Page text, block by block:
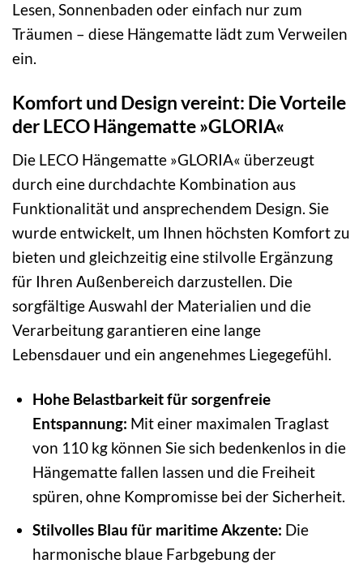
Lesen, Sonnenbaden oder einfach nur zum
Träumen – diese Hängematte lädt zum Verweilen
ein.
Komfort und Design vereint: Die Vorteile
der LECO Hängematte »GLORIA«
Die LECO Hängematte »GLORIA« überzeugt
durch eine durchdachte Kombination aus
Funktionalität und ansprechendem Design. Sie
wurde entwickelt, um Ihnen höchsten Komfort zu
bieten und gleichzeitig eine stilvolle Ergänzung
für Ihren Außenbereich darzustellen. Die
sorgfältige Auswahl der Materialien und die
Verarbeitung garantieren eine lange
Lebensdauer und ein angenehmes Liegegefühl.
Hohe Belastbarkeit für sorgenfreie
Entspannung: Mit einer maximalen Traglast
von 110 kg können Sie sich bedenkenlos in die
Hängematte fallen lassen und die Freiheit
spüren, ohne Kompromisse bei der Sicherheit.
Stilvolles Blau für maritime Akzente: Die
harmonische blaue Farbgebung der